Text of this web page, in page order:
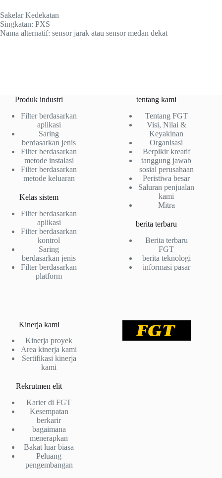
Sakelar Kedekatan
Singkatan: PXS
Nama alternatif: sensor jarak atau sensor medan dekat
Produk industri
Filter berdasarkan
aplikasi
Saring
berdasarkan jenis
Filter berdasarkan
metode instalasi
Filter berdasarkan
metode keluaran
Kelas sistem
Filter berdasarkan
aplikasi
Filter berdasarkan
kontrol
Saring
berdasarkan jenis
Filter berdasarkan
platform
tentang kami
Tentang FGT
Visi, Nilai &
Keyakinan
Organisasi
Berpikir kreatif
tanggung jawab
sosial perusahaan
Peristiwa besar
Saluran penjualan
kami
Mitra
berita terbaru
Berita terbaru
FGT
berita teknologi
informasi pasar
Kinerja kami
Kinerja proyek
Area kinerja kami
Sertifikasi kinerja
kami
Rekrutmen elit
Karier di FGT
Kesempatan
berkarir
bagaimana
menerapkan
Bakat luar biasa
Peluang
pengembangan